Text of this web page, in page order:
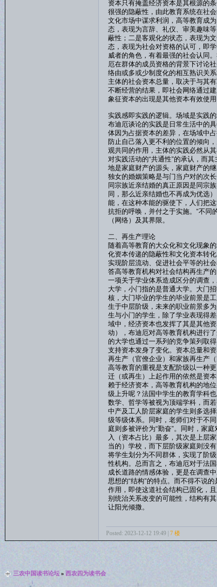
资本只有掩盖经济资本是其根源的
很强的隐蔽性，由此教育系统在社
文化市场中谋求利润，高等教育成
态，表现为言辞、礼仪、审美趣味
蔽性；二是客观化的状态，表现为
态，表现为社会对资格的认可，即
威者的角色，有着最强的社会认同
厄在群体的成员资格的背景下讨论
络由或多或少制度化的相互熟识关
主体的社会资本总量，取决于与其
不断经营的结果，即社会网络通过
象征资本的出现是其他资本有效使
实践感即实践的逻辑。场域是实践
布迪厄谈论的实践是日常生活中的
体因为占据资本的差异，在场域中
防止自己落入更不利的位置的倾向
观共同的作用，主体的实践必然从
对实践活动的“共通性”的承认，而
地是家庭财产的源头，家庭财产的
独女的婚姻策略是与门当户对的次
同宗族近亲结婚的真正原因是同宗
同，那么近亲结婚也不再成为优选
能，在这种本能的驱使下，人们把
抗拒的呼唤，并付之于实施。”不同
（网络）及其界限。
二、再生产理论
随着高等教育的大众化和文化现象
化资本传递的隐蔽性和文化资本转
实现阶层流动、促进社会平等的社
答高等教育机构对社会结构再生产
一项关于学业体系造成区分的调查
大学，小门指的是普通大学。大门
核，大门毕业的学生的毕业前景是
生于中层阶级，未来的职业前景多
生与小门的学生，除了学业表现得
域中，经济资本也发挥了其是其他
动），布迪厄对高等教育机构进行
的大学也通过一系列的竞争策列取
支持资本发身了变化。资本总量和
再生产（官僚企业）和家族再生产
高等教育的重视是支配阶级以一种
迁（或再生）上起作用的依然是资
赖于经济资本，高等教育机构的地
级上升呢？法国中学生的教育学科
数学、哲学等被视为顶端学科，而
中产及工人阶层家庭的学生则多选
级等级体系。同时，老师们对于不
庭则多被评价为“勤奋”。同时，家
入（资本占比）最多，其次是上层
当的）学校，而下层阶级家庭则没
将学生划分为不同群体，实现了阶
性机构。总而言之，布迪厄对于法
成长道路的情感体验，更是在调查
思想的“结构”的特点。而不得不说
作用，即使这道社会结构已固化，
别统治关系改变的可能性，结构有
让阳光倾撒。
Posted: 2023-12-12 19:49 | 7 楼
三农中国读书论坛» 西农四为读书会